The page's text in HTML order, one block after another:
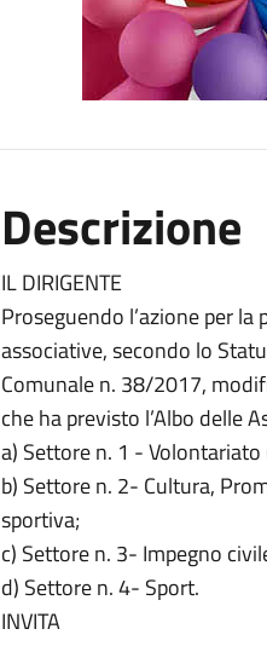
Descrizione
IL DIRIGENTE
Proseguendo l’azione per
associative, secondo lo
Comunale n. 38/2017,
che ha previsto l’Albo delle
a) Settore n. 1 -
b) Settore n. 2- Cultura,
sportiva;
c) Settore n. 3- Impegno
d) Settore n. 4- Sport.
INVITA